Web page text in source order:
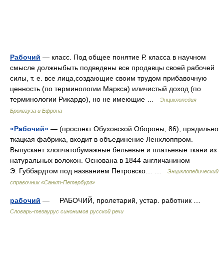
Рабочий — класс. Под общее понятие Р. класса в научном
смысле должныбыть подведены все продавцы своей рабочей
силы, т. е. все лица,создающие своим трудом прибавочную
ценность (по терминологии Маркса) иличистый доход (по
терминологии Рикардо), но не имеющие …
Энциклопедия
Брокгауза и Ефрона
«Рабочий» — (проспект Обуховской Обороны, 86), прядильно
ткацкая фабрика, входит в объединение Ленхлоппром.
Выпускает хлопчатобумажные бельевые и платьевые ткани из
натуральных волокон. Основана в 1844 англичанином
Э. Губбардтом под названием Петровско… …
Энциклопедический
справочник «Санкт-Петербург»
рабочий — РАБОЧИЙ, пролетарий, устар. работник …
Словарь-тезаурус синонимов русской речи